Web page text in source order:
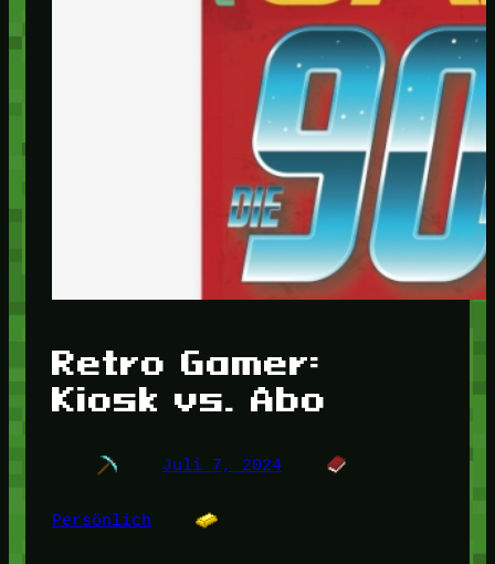
Retro Gamer:
Kiosk vs. Abo
Juli 7, 2024
Persönlich